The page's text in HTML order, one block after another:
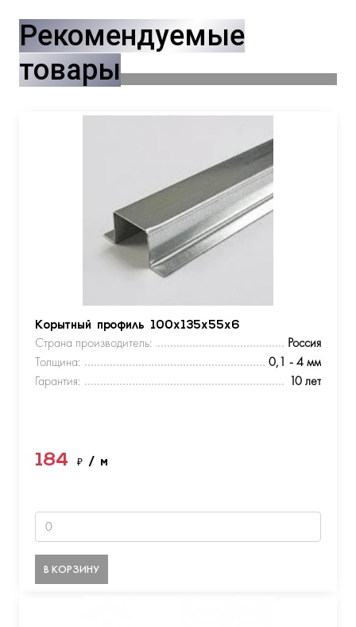
Рекомендуемые
товары
Корытный профиль 100х135х55х6
Страна производитель:
Россия
Толщина:
0,1 - 4 мм
Гарантия:
10 лет
184 ₽ / м
В КОРЗИНУ